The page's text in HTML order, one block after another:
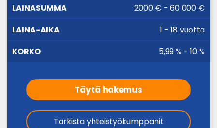
LAINASUMMA KORKO2000 € - 60 000 €
1 - 18 vuotta
5,99 % - 10 %
Täytä hakemus
Tarkista yhteistyökumppanit